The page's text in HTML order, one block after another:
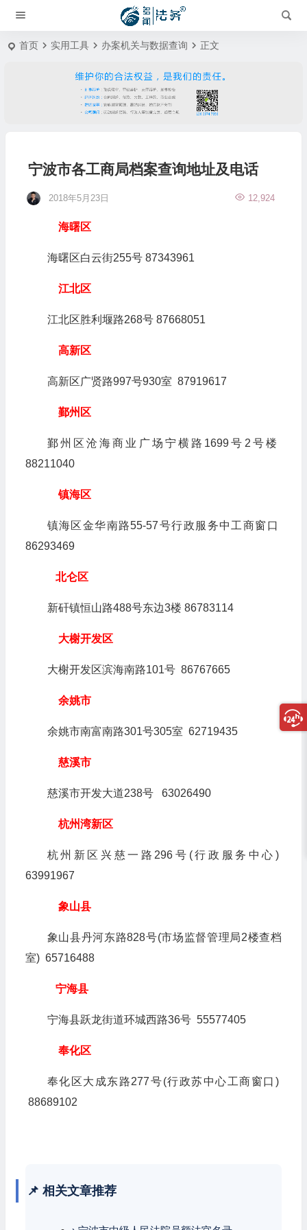
首页 实用工具 办案机关与数据查询 正文
宁波市各工商局档案查询地址及电话
2018年5月23日 12,924
海曙区
海曙区白云街255号 87343961
江北区
江北区胜利堰路268号 87668051
高新区
高新区广贤路997号930室 87919617
鄞州区
鄞州区沧海商业广场宁横路1699号2号楼
88211040
镇海区
镇海区金华南路55-57号行政服务中工商窗口
86293469
北仑区
新矸镇恒山路488号东边3楼 86783114
大榭开发区
大榭开发区滨海南路101号 86767665
余姚市
余姚市南富南路301号305室 62719435
慈溪市
慈溪市开发大道238号 63026490
杭州湾新区
杭州新区兴慈一路296号(行政服务中心)
63991967
象山县
象山县丹河东路828号(市场监督管理局2楼查档
室) 65716488
宁海县
宁海县跃龙街道环城西路36号 55577405
奉化区
奉化区大成东路277号(行政苏中心工商窗口)
88689102
📌 相关文章推荐